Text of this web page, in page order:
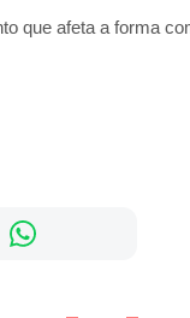
que afeta a forma